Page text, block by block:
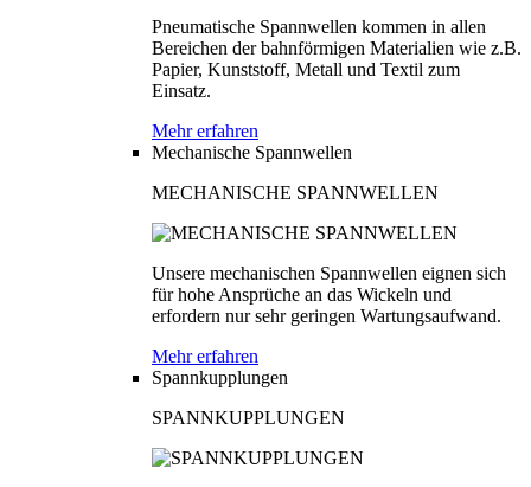
Pneumatische Spannwellen kommen in allen
Bereichen der bahnförmigen Materialien wie z.B.
Papier, Kunststoff, Metall und Textil zum
Einsatz.
Mehr erfahren
Mechanische Spannwellen
MECHANISCHE SPANNWELLEN
Unsere mechanischen Spannwellen eignen sich
für hohe Ansprüche an das Wickeln und
erfordern nur sehr geringen Wartungsaufwand.
Mehr erfahren
Spannkupplungen
SPANNKUPPLUNGEN